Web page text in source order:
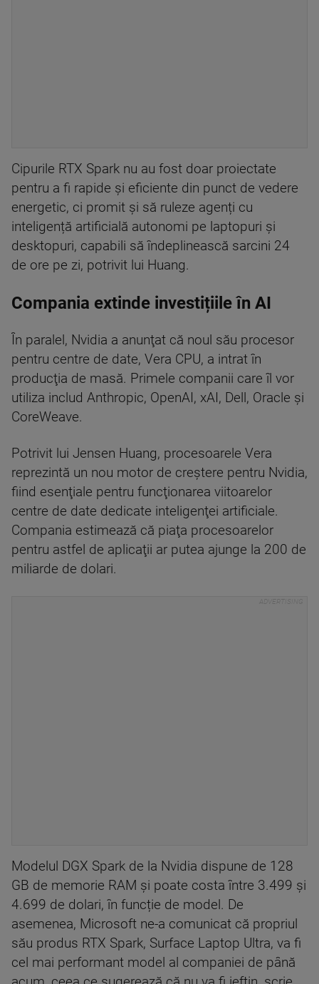
Cipurile RTX Spark nu au fost doar proiectate
pentru a fi rapide și eficiente din punct de vedere
energetic, ci promit și să ruleze agenți cu
inteligență artificială autonomi pe laptopuri și
desktopuri, capabili să îndeplinească sarcini 24
de ore pe zi, potrivit lui Huang.
Compania extinde investițiile în AI
În paralel, Nvidia a anunţat că noul său procesor
pentru centre de date, Vera CPU, a intrat în
producţia de masă. Primele companii care îl vor
utiliza includ Anthropic, OpenAI, xAI, Dell, Oracle şi
CoreWeave.
Potrivit lui Jensen Huang, procesoarele Vera
reprezintă un nou motor de creştere pentru Nvidia,
fiind esenţiale pentru funcţionarea viitoarelor
centre de date dedicate inteligenţei artificiale.
Compania estimează că piaţa procesoarelor
pentru astfel de aplicaţii ar putea ajunge la 200 de
miliarde de dolari.
Modelul DGX Spark de la Nvidia dispune de 128
GB de memorie RAM și poate costa între 3.499 și
4.699 de dolari, în funcție de model. De
asemenea, Microsoft ne-a comunicat că propriul
său produs RTX Spark, Surface Laptop Ultra, va fi
cel mai performant model al companiei de până